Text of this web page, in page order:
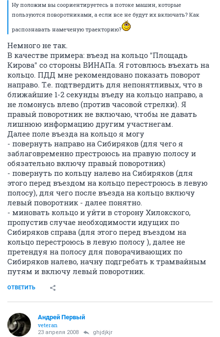
Ну положим вы соориентируетесь в потоке машин, которые
пользуются поворотниками, а если все не будут их включать? Как
распознавать намеченую траекторию?
Немного не так.
В качестве примера: въезд на кольцо "Площадь
Кирова" со стороны ВИНАПа. Я готовлюсь въехать на
кольцо. ПДД мне рекомендовано показать поворот
направо. Т.е. подтвердить для непонятливых, что в
ближайшие 1-2 секунды въеду на кольцо направо, а
не ломонусь влево (против часовой стрелки). Я
правый поворотник не включаю, чтобы не давать
лишнюю информацию другим участнегам.
Далее поле въезда на кольцо я могу
- повернуть направо на Сибиряков (для чего я
заблаговременно престроюсь на правую полосу и
обязательно включу правый поворотник)
- повернуть по кольцу налево на Сибиряков (для
этого перед въездом на кольцо перестроюсь в левую
полосу), для чего после въезда на кольцо включу
левый поворотник - далее понятно.
- миновать кольцо и уйти в сторону Хилокского,
пропустив случае необходимости идущих по
Сибиряков справа (для этого перед въездом на
кольцо перестроюсь в левую полосу ), далее не
претендуя на полосу для поворачивающих по
Сибиряков налево, начну подгребать к трамвайным
путям и включу левый поворотник.
ОТВЕТИТЬ
Андрей Первый
veteran
23 апреля 2008 ghjdjkjr